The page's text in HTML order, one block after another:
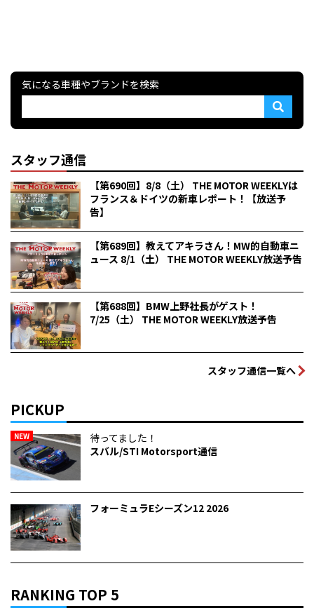
気になる車種やブランドを検索
スタッフ通信
【第690回】8/8（土） THE MOTOR WEEKLYは
フランス＆ドイツの新車レポート！【放送予
告】
【第689回】教えてアキラさん！MW的自動車ニ
ュース 8/1（土） THE MOTOR WEEKLY放送予告
【第688回】BMW上野社長がゲスト！
7/25（土） THE MOTOR WEEKLY放送予告
スタッフ通信一覧へ
PICKUP
NEW
待ってました！
スバル/STI Motorsport通信
フォーミュラEシーズン12 2026
RANKING TOP 5